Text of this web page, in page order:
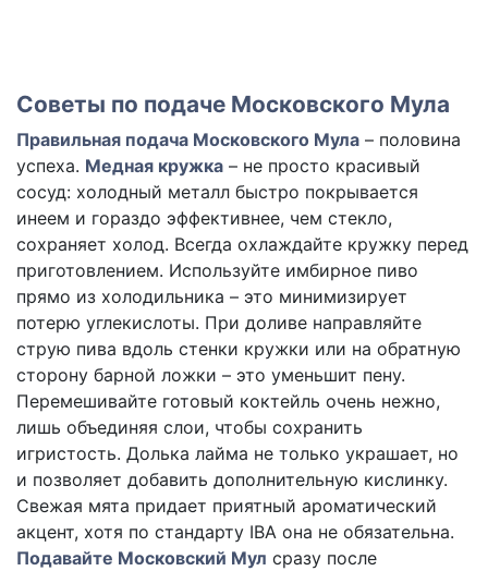
Советы по подаче Московского Мула
Правильная подача Московского Мула – половина
успеха. Медная кружка – не просто красивый
сосуд: холодный металл быстро покрывается
инеем и гораздо эффективнее, чем стекло,
сохраняет холод. Всегда охлаждайте кружку перед
приготовлением. Используйте имбирное пиво
прямо из холодильника – это минимизирует
потерю углекислоты. При доливе направляйте
струю пива вдоль стенки кружки или на обратную
сторону барной ложки – это уменьшит пену.
Перемешивайте готовый коктейль очень нежно,
лишь объединяя слои, чтобы сохранить
игристость. Долька лайма не только украшает, но
и позволяет добавить дополнительную кислинку.
Свежая мята придает приятный ароматический
акцент, хотя по стандарту IBA она не обязательна.
Подавайте Московский Мул сразу после